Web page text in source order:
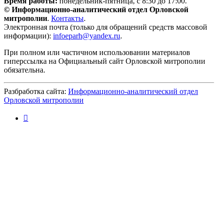
© Информационно-аналитический отдел Орловской
митрополии. Контакты.
Электронная почта (только для обращений средств массовой
информации): infoeparh@yandex.ru(ссылка для отправки email)
.
При полном или частичном использовании материалов
гиперссылка на Официальный сайт Орловской митрополии
обязательна.
Разбработка сайта: Информационно-аналитический отдел
Орловской митрополии